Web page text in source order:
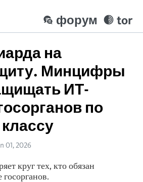
tor
форум
на
Минцифры
ИТ-
по
01, 2026
круг тех, кто обязан